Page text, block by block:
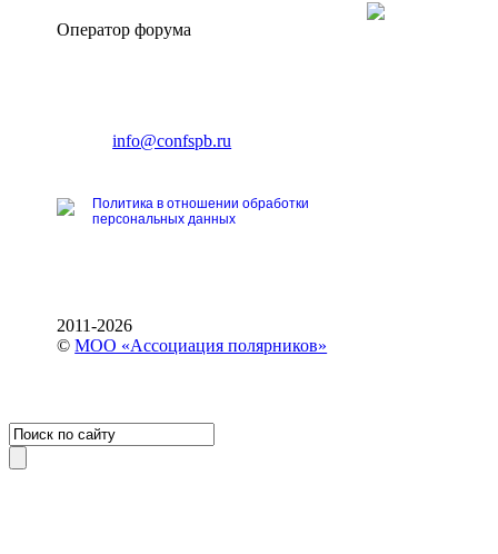
Оператор форума
E-mail:info@confspb.ru
Политика в отношении обработки
персональных данных
2011-2026
©МОО «Ассоциация полярников»